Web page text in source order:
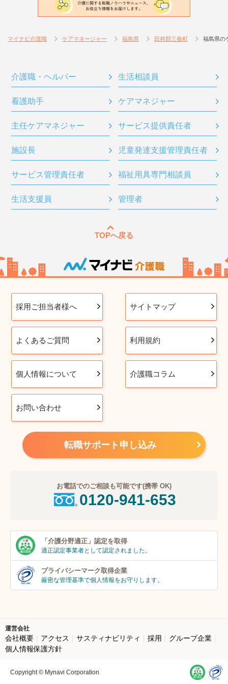
マイナビ介護職 ケアマネージャー 福島県 田村郡三春町 福島県の
介護職・ヘルパー 生活相談員
看護助手 ケアマネジャー
主任ケアマネジャー サービス提供責任者
施設長 児童発達支援管理責任者
サービス管理責任者 福祉用具専門相談員
生活支援員 管理者
TOPへ戻る
採用ご担当者様へ サイトマップ
よくあるご質問 利用規約
個人情報について 介護職コラム
お問い合わせ
転職サポート申し込み
お電話でのご相談も可能です(携帯 OK)
0120-941-653
「介護分野適正」 認定を取得
適正認定事業者として認定されました。
プライバシーマーク取得企業
厳密な管理基準で個人情報をお守りします。
運営会社
会社概要 アクセス サスティナビリティ 採用
グループ企業
個人情報保護方針
Copyright © Mynavi Corporation